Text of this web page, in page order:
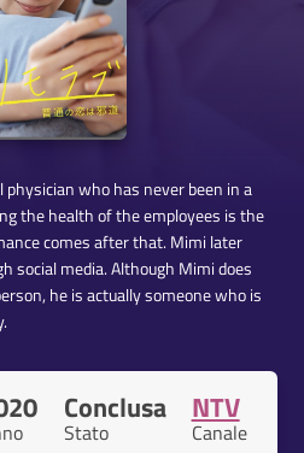
who has never been in a
the health of the employees is the
comes after that. Mimi later
social media. Although Mimi does
he is actually someone who is
Conclusa
Stato
NTV
Canale